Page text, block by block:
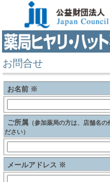
お問合せ
お名前 ※
ご所属 （参加薬局の方は、店舗名
ださい）
メールアドレス ※